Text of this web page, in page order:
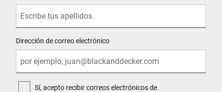
Dirección de correo electrónico
Sí, acepto recibir correos electrónicos de